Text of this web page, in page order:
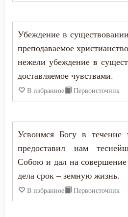
Убеждение в
преподаваемое
нежели убеждение в
доставляемое чувствами.
В избранное Первоисточник
Усвоимся Богу в
предоставил нам
Собою и дал на совершение
дела срок – земную жизнь.
В избранное Первоисточник